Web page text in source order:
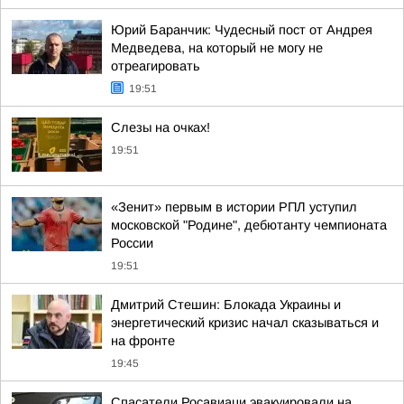
Юрий Баранчик: Чудесный пост от Андрея
Медведева, на который не могу не
отреагировать
19:51
Слезы на очках!
19:51
«Зенит» первым в истории РПЛ уступил
московской "Родине", дебютанту чемпионата
России
19:51
Дмитрий Стешин: Блокада Украины и
энергетический кризис начал сказываться и
на фронте
19:45